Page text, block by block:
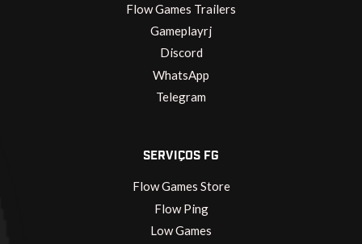
Flow Games Trailers
Gameplayrj
Discord
WhatsApp
Telegram
SERVIÇOS FG
Flow Games Store
Flow Ping
Low Games